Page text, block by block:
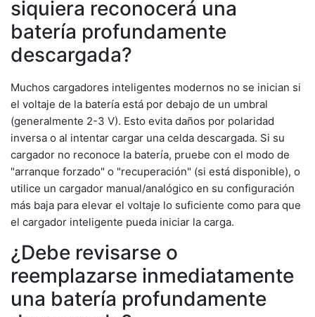
siquiera reconocerá una
batería profundamente
descargada?
Muchos cargadores inteligentes modernos no se inician si
el voltaje de la batería está por debajo de un umbral
(generalmente 2-3 V). Esto evita daños por polaridad
inversa o al intentar cargar una celda descargada. Si su
cargador no reconoce la batería, pruebe con el modo de
"arranque forzado" o "recuperación" (si está disponible), o
utilice un cargador manual/analógico en su configuración
más baja para elevar el voltaje lo suficiente como para que
el cargador inteligente pueda iniciar la carga.
¿Debe revisarse o
reemplazarse inmediatamente
una batería profundamente